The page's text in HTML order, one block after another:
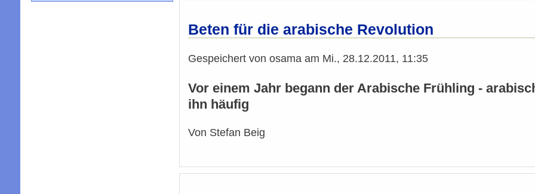
Beten für die arabische Revolution
Gespeichert von osamaam Mi., 28.12.2011, 11:35
Vor einem Jahr begann der Arabische Frühling -
ihn häufig
Von Stefan Beig